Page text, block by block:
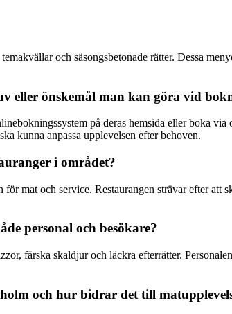
och säsongsbetonade rätter. Dessa
eller önskemål man kan göra vid
på deras hemsida eller boka
kunna anpassa upplevelsen efter behoven.
i området?
mat och service. Restaurangen strävar efter att
personal och besökare?
färska skaldjur och läckra efterrätter.
och hur bidrar det till